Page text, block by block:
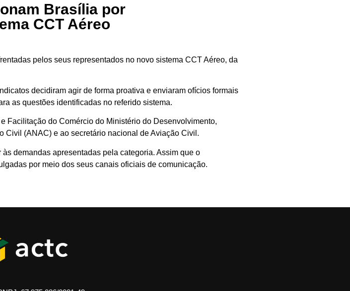
Brasília por
CCT Aéreo
pelos seus representados no novo sistema CCT Aéreo, da
decidiram agir de forma proativa e enviaram ofícios formais
as questões identificadas no referido sistema.
Facilitação do Comércio do Ministério do Desenvolvimento,
Civil (ANAC) e ao secretário nacional de Aviação Civil.
demandas apresentadas pela categoria. Assim que o
por meio dos seus canais oficiais de comunicação.